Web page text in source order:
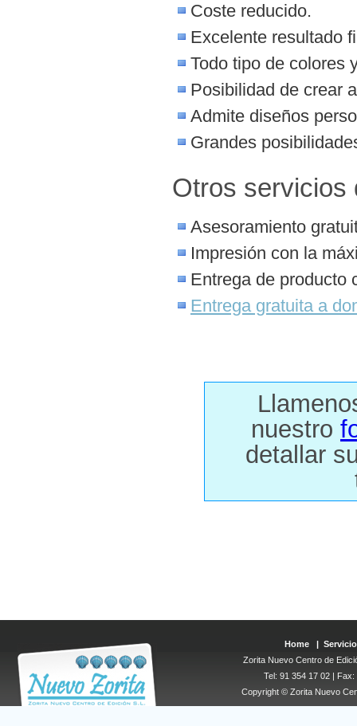
Coste reducido.
Excelente resultado
Todo tipo de colores
Posibilidad de crear
Admite diseños
Grandes
Otros servicios
Asesoramiento
Impresión con la
Entrega de producto
Entrega gratuita a
nuestro
detallar
Home |
Zorita Nuevo Centro de
Tel: 91 354 17 02 |
Copyright © Zorita Nuevo